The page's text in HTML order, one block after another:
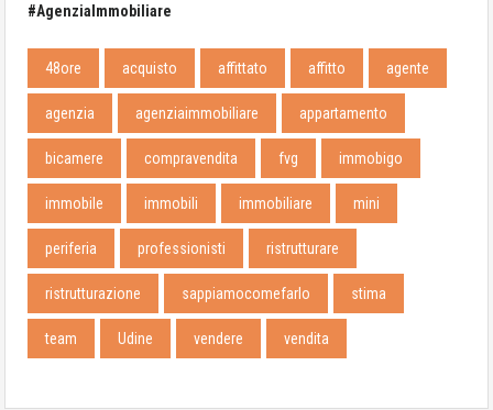
#AgenziaImmobiliare
48ore acquisto affittato affitto agente
agenzia agenziaimmobiliare appartamento
bicamere compravendita fvg immobigo
immobile immobili immobiliare mini
periferia professionisti ristrutturare
ristrutturazione sappiamocomefarlo stima
team Udine vendere vendita